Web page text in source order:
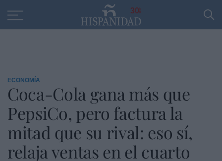
30
ECONOMÍA
Coca-Cola gana más que
PepsiCo, pero factura la
mitad que su rival: eso sí,
relaja ventas en el cuarto